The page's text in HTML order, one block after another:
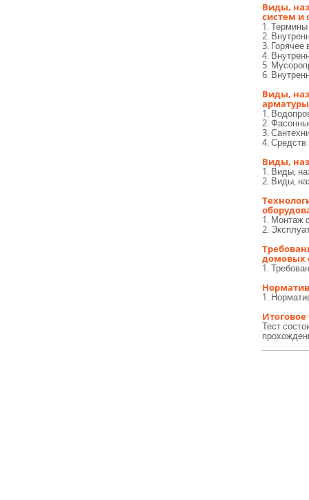
Виды,
систем и
1.
2.
3. Горячее
4.
5.
6.
Виды,
1.
2.
3.
4.
Виды,
1. Виды,
2. Виды,
1. Монтаж
2.
домовых
1.
1.
Тест